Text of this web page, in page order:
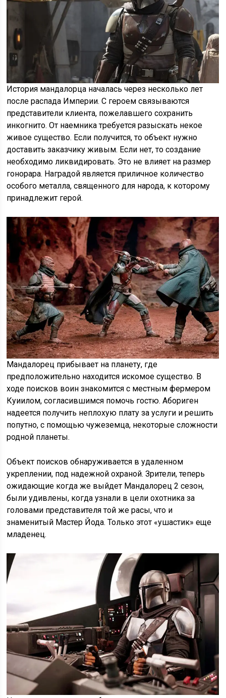
История мандалорца началась через несколько лет
после распада Империи. С героем связываются
представители клиента, пожелавшего сохранить
инкогнито. От наемника требуется разыскать некое
живое существо. Если получится, то объект нужно
доставить заказчику живым. Если нет, то создание
необходимо ликвидировать. Это не влияет на размер
гонорара. Наградой является приличное количество
особого металла, священного для народа, к которому
принадлежит герой.
Мандалорец прибывает на планету, где
предположительно находится искомое существо. В
ходе поисков воин знакомится с местным фермером
Куиилом, согласившимся помочь гостю. Абориген
надеется получить неплохую плату за услуги и решить
попутно, с помощью чужеземца, некоторые сложности
родной планеты.
Объект поисков обнаруживается в удаленном
укреплении, под надежной охраной. Зрители, теперь
ожидающие когда же выйдет Мандалорец 2 сезон,
были удивлены, когда узнали в цели охотника за
головами представителя той же расы, что и
знаменитый Мастер Йода. Только этот «ушастик» еще
младенец.